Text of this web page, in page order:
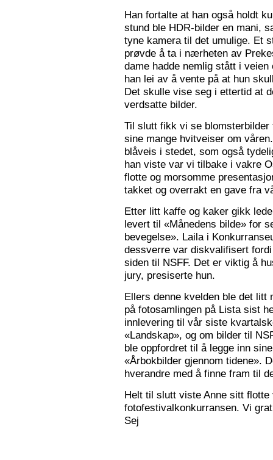
Han fortalte at han også holdt
stund ble HDR-bilder en mani,
tyne kamera til det umulige. Et
prøvde å ta i nærheten av
dame hadde nemlig stått i
han lei av å vente på at hun
Det skulle vise seg i ettertid at
verdsatte bilder.
Til slutt fikk vi se
sine mange hvitveiser om
blåveis i stedet, som også
han viste var vi tilbake i vakre
flotte og morsomme
takket og overrakt en gave fra
Etter litt kaffe og kaker gikk
levert til «Månedens bilde» for
bevegelse». Laila i
dessverre var diskvalifisert
siden til NSFF. Det er viktig å
jury, presiserte hun.
Ellers denne kvelden ble det litt
på fotosamlingen på Lista sist
innlevering til vår siste
«Landskap», og om bilder til
ble oppfordret til å legge inn
«Årbokbilder gjennom tidene».
hverandre med å finne fram til
Helt til slutt viste Anne sitt flotte
fotofestivalkonkurransen. Vi
Sej